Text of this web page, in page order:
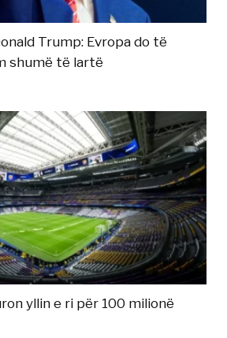
Trump: Evropa do të
shumë të lartë
yllin e ri për 100 milionë